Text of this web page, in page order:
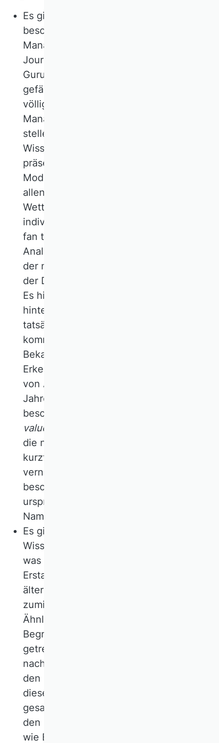
Es gibt eine Sorte von Literatur, die
besonders auf Managerinnen und
Manager sowie Journalistinnen und
Journalisten anziehend wirkt, die ich
Guru-Literatur nenne. Da kommt in
gefälliger Diktion etwas daher, das als
völlig neu, das hergebrachte
Management von Grund auf in Frage
stellend oder die zugrunde liegende
Wissenschaft polemisch kritisierend
präsentiert wird. Bevor daraus eine
Mode wird – die, wenn sie von nahezu
allen befolgt wird, auch keine
Wettbewerbsvorteile mehr bietet und
individuelle Verantwortlichkeit auf „cosi
fan tutte“ reduziert – hilft eine kritische
Analyse der Methodik zur Gewinnung
der neuen Erkenntnisse, der Validität
der Daten, der Logik der Folgerungen.
Es hilft aber auch zu prüfen, ob sich
hinter gefälligen neuen Begriffen nicht
tatsächlich längst Bekanntes verbirgt. Es
kommt auch vor, dass ein Begriff für
Bekanntes zur Erreichung einer neuen
Erkenntnis umgedeutet wird. Wenn die
von Alfred Rappaport in den achtziger
Jahren des vorigen Jahrhunderts
beschriebene, langfristige
value
die noch ältere Quellen hat – als
kurzfristige, Stakeholder-Interessen
vernachlässigende Unternehmenspolitik
beschrieben wird, hat das mit dem
ursprünglichen Konzept nur noch den
Namen gemeinsam.
Es gibt Wissenschaftlerinnen und
Wissenschaftler, die nur noch kennen,
was im Internet zu finden ist. Großes
Erstaunen löst dann aus, wenn auf
ältere Quellen verwiesen wird, die
zumindest bisher nicht digitalisiert sind.
Ähnlich ist es, wenn „modernere“
Begriffe an die Stelle von älteren
getreten sind, so dass die Internetsuche
nach den moderneren Begriffen nicht zu
den älteren führt. „Agency“ gab es unter
diesem Begriff früher nicht. Es ist leicht
gesagt, dass neue Erkenntnisse „auf
den Schultern von Riesen“ aufbauten –
wie Bernhard von Chartres im 12.